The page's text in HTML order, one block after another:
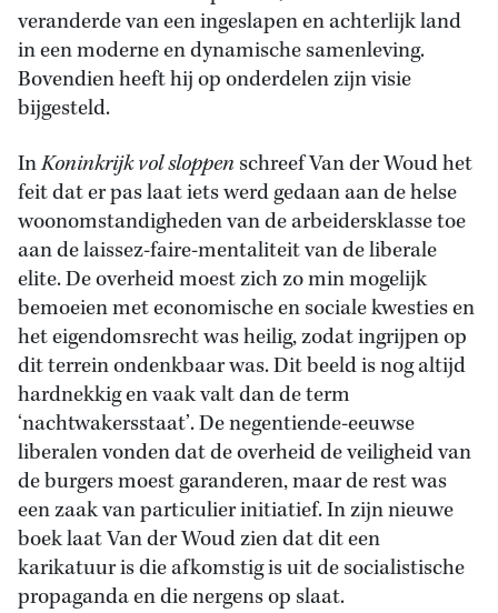
veranderde van een ingeslapen en achterlijk land
in een moderne en dynamische samenleving.
Bovendien heeft hij op onderdelen zijn visie
bijgesteld.
InKoninkrijk vol sloppen schreef Van der Woud het
feit dat er pas laat iets werd gedaan aan de helse
woonomstandigheden van de arbeidersklasse toe
aan de laissez-faire-mentaliteit van de liberale
elite. De overheid moest zich zo min mogelijk
bemoeien met economische en sociale kwesties en
het eigendomsrecht was heilig, zodat ingrijpen op
dit terrein ondenkbaar was. Dit beeld is nog altijd
hardnekkig en vaak valt dan de term
‘nachtwakersstaat’. De negentiende-eeuwse
liberalen vonden dat de overheid de veiligheid van
de burgers moest garanderen, maar de rest was
een zaak van particulier initiatief. In zijn nieuwe
boek laat Van der Woud zien dat dit een
karikatuur is die afkomstig is uit de socialistische
propaganda en die nergens op slaat.